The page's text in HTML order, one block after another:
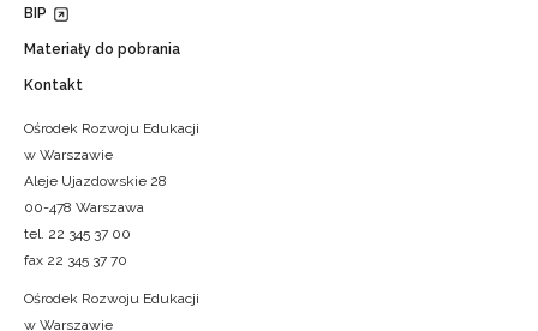
BIP
Materiały do pobrania
Kontakt
Ośrodek Rozwoju Edukacji
w Warszawie
Aleje Ujazdowskie 28
00-478 Warszawa
tel. 22 345 37 00
fax 22 345 37 70
Ośrodek Rozwoju Edukacji
w Warszawie